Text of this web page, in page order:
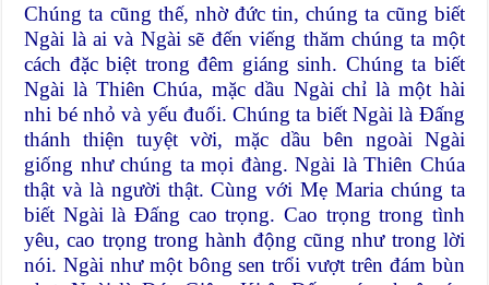
Chúng ta cũng thế, nhờ đức tin, chúng ta cũng biết
Ngài là ai và Ngài sẽ đến viếng thăm chúng ta một
cách đặc biệt trong đêm giáng sinh. Chúng ta biết
Ngài là Thiên Chúa, mặc dầu Ngài chỉ là một hài
nhi bé nhỏ và yếu đuối. Chúng ta biết Ngài là Đấng
thánh thiện tuyệt vời, mặc dầu bên ngoài Ngài
giống như chúng ta mọi đàng. Ngài là Thiên Chúa
thật và là người thật. Cùng với Mẹ Maria chúng ta
biết Ngài là Đấng cao trọng. Cao trọng trong tình
yêu, cao trọng trong hành động cũng như trong lời
nói. Ngài như một bông sen trổi vượt trên đám bùn